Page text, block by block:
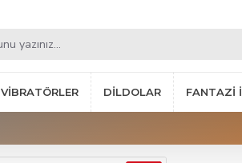
VIBRATÖRLER DILDOLAR FANTAZI